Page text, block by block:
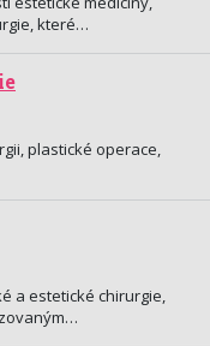
které…
plastické operace,
a estetické chirurgie,